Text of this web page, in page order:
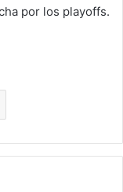
por los playoffs.